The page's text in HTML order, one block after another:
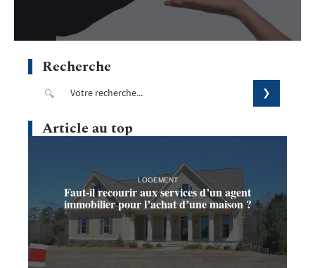
Recherche
Article au top
LOGEMENT
Faut-il recourir aux services d’un agent
immobilier pour l’achat d’une maison ?